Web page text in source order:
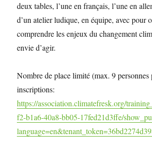
deux tables, l’une en français, l’une en
d’un atelier ludique, en équipe, avec pour
comprendre les enjeux du changement
envie d’agir.
Nombre de place limité (max. 9 personnes
inscriptions:
https://association.climatefresk.org/
f2-b1a6-40a8-bb05-17fed21d3ffe/